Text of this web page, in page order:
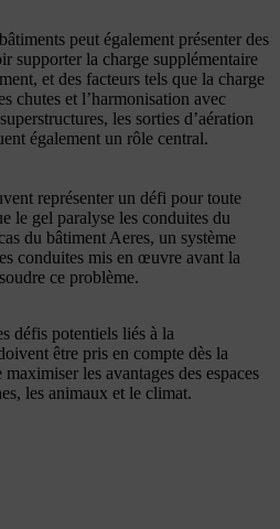
peut également présenter des
supporter la charge supplémentaire
et des facteurs tels que la charge
chutes et l’harmonisation avec
les sorties d’aération
également un rôle central.
représenter un défi pour toute
le gel paralyse les conduites du
du bâtiment Aeres, un système
conduites mis en œuvre avant la
ce problème.
défis potentiels liés à la
être pris en compte dès la
les avantages des espaces
les animaux et le climat.